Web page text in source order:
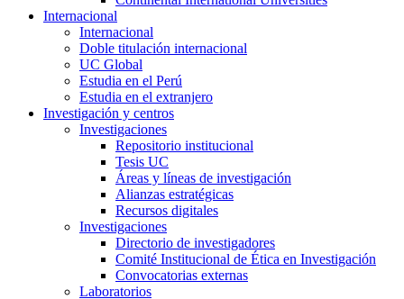
Internacional
Internacional
Doble titulación internacional
UC Global
Estudia en el Perú
Estudia en el extranjero
Investigación y centros
Investigaciones
Repositorio institucional
Tesis UC
Áreas y líneas de investigación
Alianzas estratégicas
Recursos digitales
Investigaciones
Directorio de investigadores
Comité Institucional de Ética en Investigación
Convocatorias externas
Laboratorios